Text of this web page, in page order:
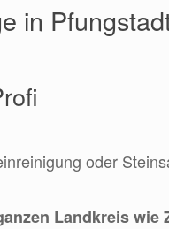
in
oder
Landkreis wie